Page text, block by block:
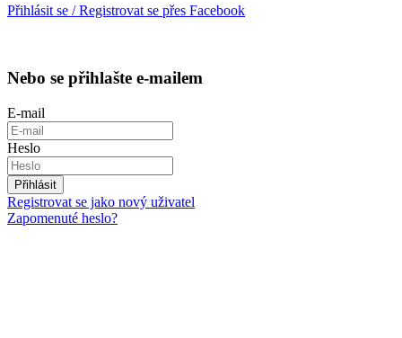
Přihlásit se / Registrovat se přes Facebook
Nebo se přihlašte e-mailem
E-mail
Heslo
Přihlásit
Registrovat se jako nový uživatel
Zapomenuté heslo?